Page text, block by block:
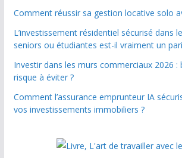
Comment réussir sa gestion locative solo
L’investissement résidentiel sécurisé dans
seniors ou étudiantes est-il vraiment un
Investir dans les murs commerciaux 2026 :
risque à éviter ?
Comment l’assurance emprunteur IA
vos investissements immobiliers ?